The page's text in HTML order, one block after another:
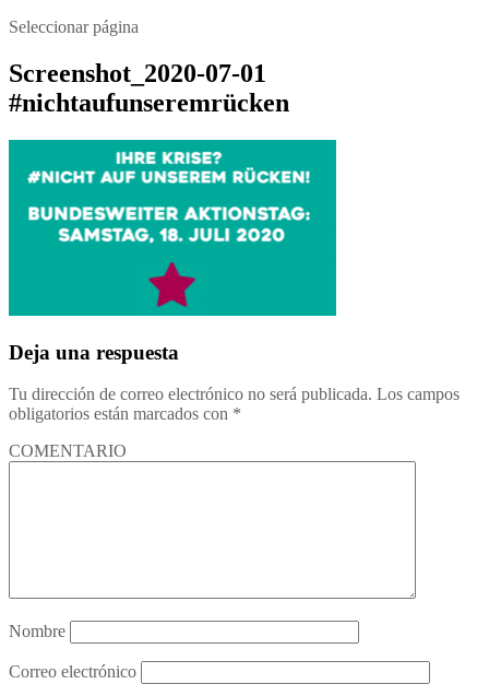
Seleccionar página
Screenshot_2020-07-01
#nichtaufunseremrücken
Deja una respuesta
Tu dirección de correo electrónico no será publicada. Los campos
obligatorios están marcados con *
COMENTARIO
Nombre
Correo electrónico